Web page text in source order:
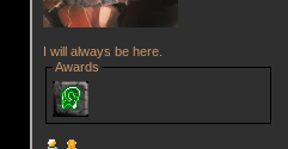
I will always be here.
Awards